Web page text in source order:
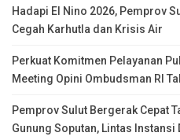
Hadapi El Nino 2026, Pemprov
Cegah Karhutla dan Krisis Air
Perkuat Komitmen Pelayanan
Meeting Opini Ombudsman RI
Pemprov Sulut Bergerak Cepat
Gunung Soputan, Lintas Instansi